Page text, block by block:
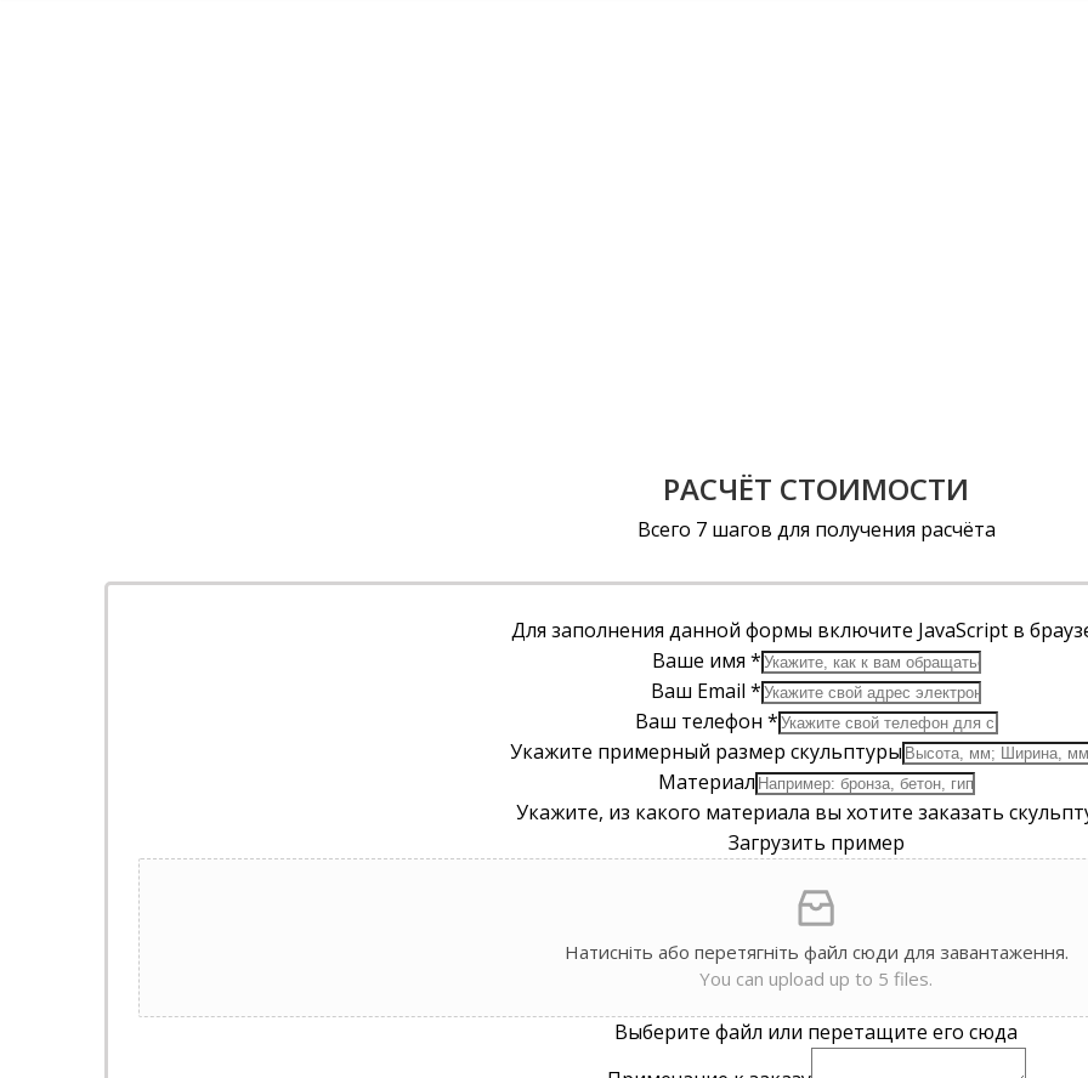
РАСЧЁТ СТОИМОСТИ
Всего 7 шагов для получения расчёта
Для заполнения данной формы включите JavaScript в
Ваше имя *
Ваш Email *
Ваш телефон *
Укажите примерный размер скульптуры
Материал
Укажите, из какого материала вы хотите заказать
Загрузить пример
Натисніть або перетягніть файл сюди для завантаження.
You can upload up to 5 files.
Выберите файл или перетащите его сюда